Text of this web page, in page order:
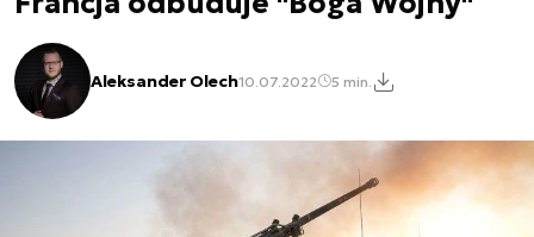
Aleksander Olech10.07.2022 5 min.